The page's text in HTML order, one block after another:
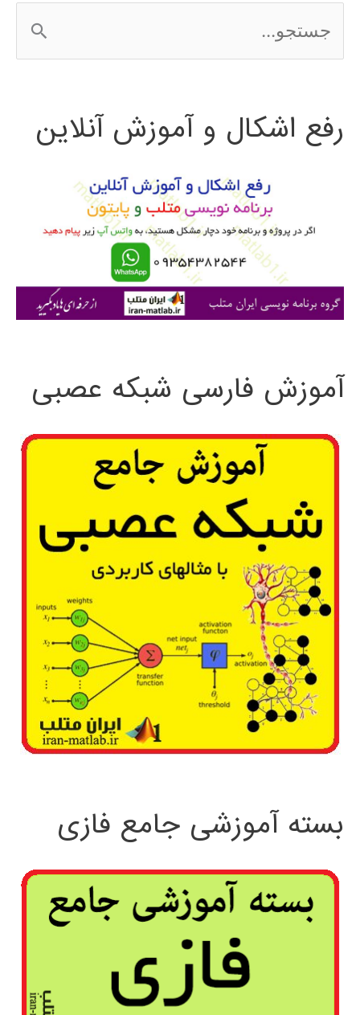
برونئی
2016
س
ج
ی
رفع اشکال و آموزش آنلاین
آموزش فارسی شبکه عصبی
بسته آموزشی جامع فازی